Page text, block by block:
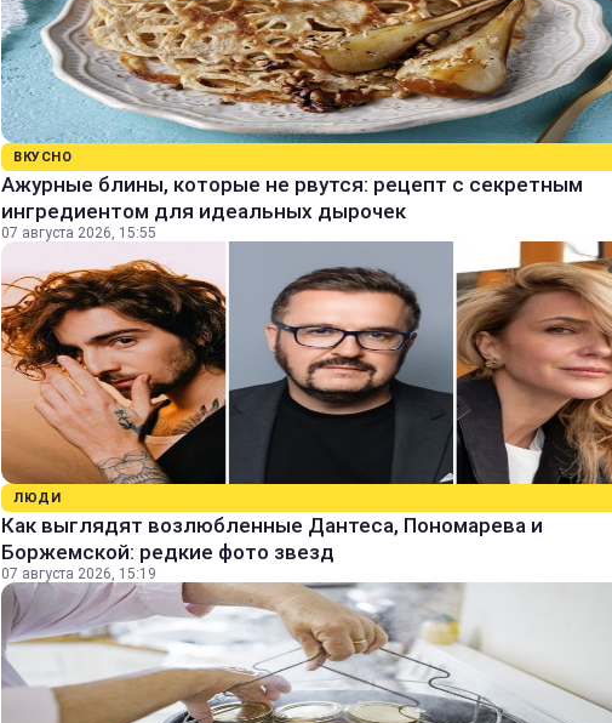
ВКУСНО
Ажурные блины, которые не рвутся: рецепт с секретным
ингредиентом для идеальных дырочек
07 августа 2026, 15:55
ЛЮДИ
Как выглядят возлюбленные Дантеса, Пономарева и
Боржемской: редкие фото звезд
07 августа 2026, 15:19